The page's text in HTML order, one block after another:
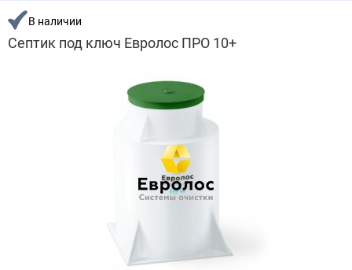
В наличии
Септик под ключ Евролос ПРО 10+